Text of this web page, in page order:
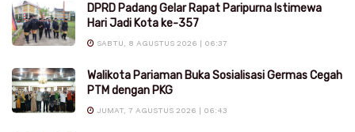
DPRD Padang Gelar Rapat Paripurna Istimewa
Hari Jadi Kota ke-357
SABTU, 8 AGUSTUS 2026 | 06:37
Walikota Pariaman Buka Sosialisasi Germas Cegah
PTM dengan PKG
JUMAT, 7 AGUSTUS 2026 | 06:43